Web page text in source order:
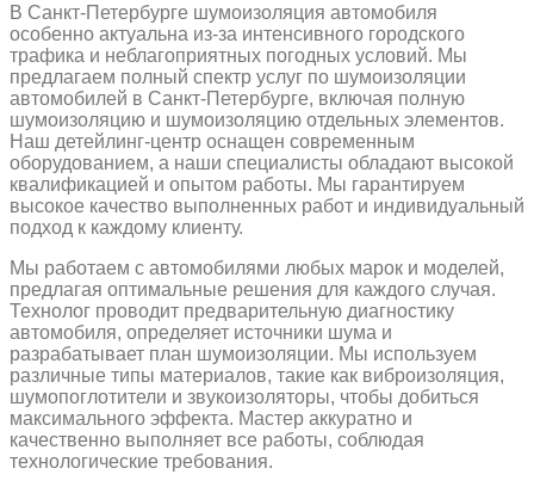
В Санкт-Петербурге шумоизоляция автомобиля
особенно актуальна из-за интенсивного городского
трафика и неблагоприятных погодных условий. Мы
предлагаем полный спектр услуг по шумоизоляции
автомобилей в Санкт-Петербурге, включая полную
шумоизоляцию и шумоизоляцию отдельных элементов.
Наш детейлинг-центр оснащен современным
оборудованием, а наши специалисты обладают высокой
квалификацией и опытом работы. Мы гарантируем
высокое качество выполненных работ и индивидуальный
подход к каждому клиенту.
Мы работаем с автомобилями любых марок и моделей,
предлагая оптимальные решения для каждого случая.
Технолог проводит предварительную диагностику
автомобиля, определяет источники шума и
разрабатывает план шумоизоляции. Мы используем
различные типы материалов, такие как виброизоляция,
шумопоглотители и звукоизоляторы, чтобы добиться
максимального эффекта. Мастер аккуратно и
качественно выполняет все работы, соблюдая
технологические требования.